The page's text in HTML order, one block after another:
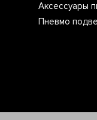
Аксессуары
Пневмо